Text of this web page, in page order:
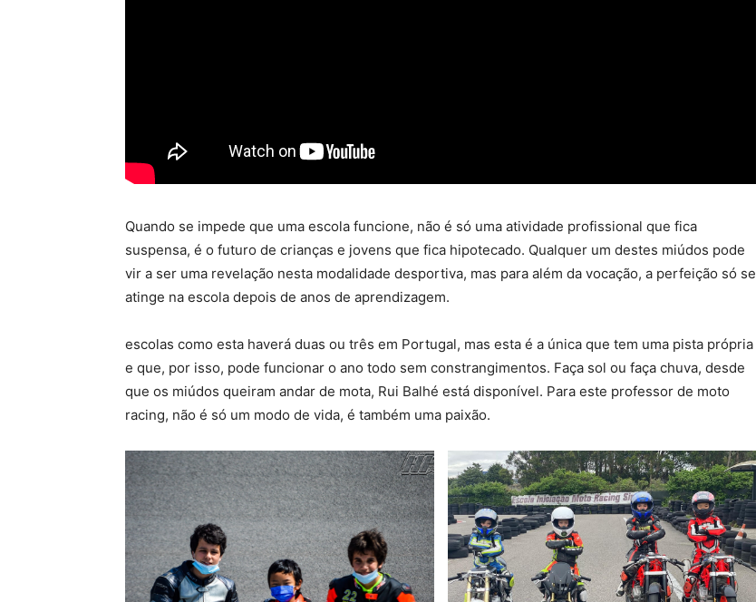
Quando se impede que uma escola funcione, não é só uma atividade profissional que fica
suspensa, é o futuro de crianças e jovens que fica hipotecado. Qualquer um destes miúdos pode
vir a ser uma revelação nesta modalidade desportiva, mas para além da vocação, a perfeição só se
atinge na escola depois de anos de aprendizagem.
escolas como esta haverá duas ou três em Portugal, mas esta é a única que tem uma pista própria
e que, por isso, pode funcionar o ano todo sem constrangimentos. Faça sol ou faça chuva, desde
que os miúdos queiram andar de mota, Rui Balhé está disponível. Para este professor de moto
racing, não é só um modo de vida, é também uma paixão.